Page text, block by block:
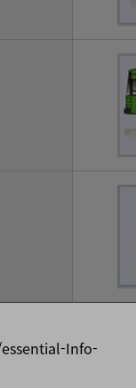
Info-